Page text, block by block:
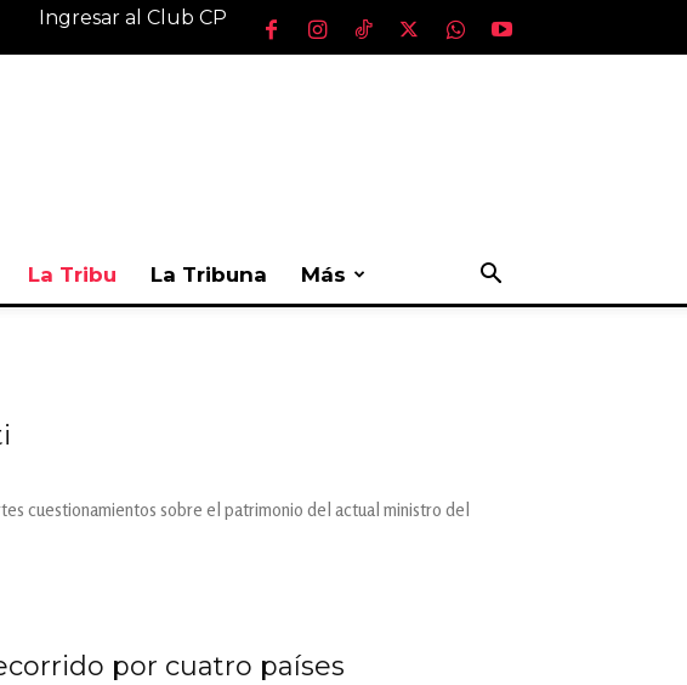
Ingresar al Club CP
La Tribu La Tribuna Más
cuestionamientos sobre el patrimonio del actual ministro del
por cuatro países